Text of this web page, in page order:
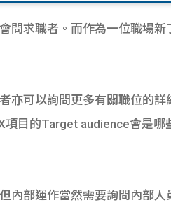
問求職者。而作為一位職場
亦可以詢問更多有關職位的
目的Target audience會是
內部運作當然需要詢問內部